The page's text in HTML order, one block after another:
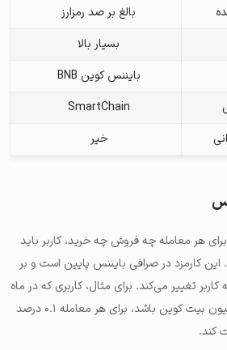
بالغ بر صد رمزارز
بسیار بالا
بایننس کوین BNB
SmartChain
خیر
هر معامله چه فروش چه خرید، کاربر باید
این کارمزد در صرافی بایننس پایین است و بر
تغییر می‌کند. برای مثال، کاربری که در ماه
حجم معاملاتش زیر ۵۰ میلیون بیت کوین باشد، برای هر معامله ۰.۱ درصد
کند.